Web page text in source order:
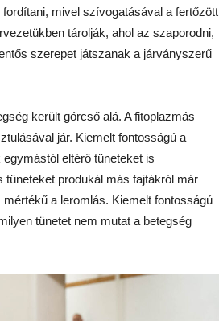
mivel szívogatásával a fertőzött
tárolják, ahol az szaporodni,
szerepet játszanak a járványszerű
került górcső alá. A fitoplazmás
jár. Kiemelt fontosságú a
eltérő tüneteket is
produkál más fajtákról már
a leromlás. Kiemelt fontosságú
tünetet nem mutat a betegség